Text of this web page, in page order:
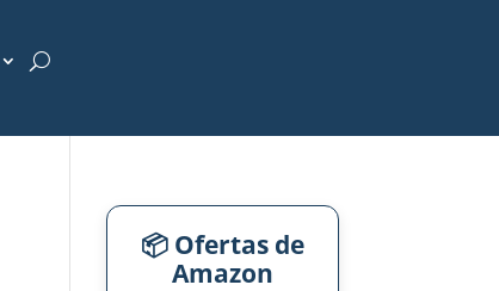
📦 Ofertas de
Amazon